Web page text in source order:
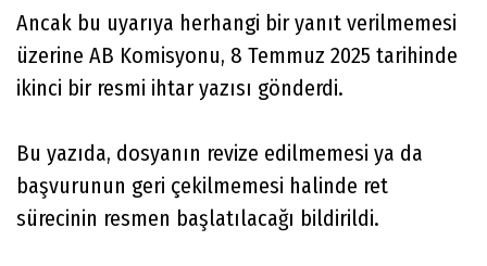
Ancak bu uyarıya herhangi bir yanıt verilmemesi
üzerine AB Komisyonu, 8 Temmuz 2025 tarihinde
ikinci bir resmi ihtar yazısı gönderdi.
Bu yazıda, dosyanın revize edilmemesi ya da
başvurunun geri çekilmemesi halinde ret
sürecinin resmen başlatılacağı bildirildi.